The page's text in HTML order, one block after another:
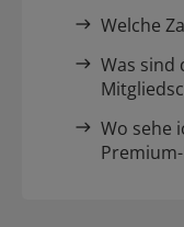
Welche
Was sind
Wo sehe